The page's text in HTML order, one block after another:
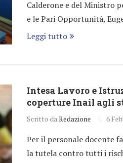
Calderone e del Ministro
e le Pari Opportunità,
Leggi tutto
Intesa Lavoro e
coperture Inail agli
Scritto daRedazione 6
Per il personale docente
la tutela contro tutti i